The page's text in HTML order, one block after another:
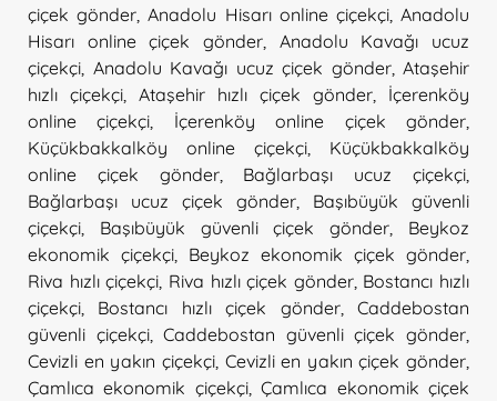
çiçek gönder ,Anadolu Hisarı online çiçekçi,Anadolu
Hisarı online çiçek gönder
Anadolu Kavağı ucuz
çiçekçi Anadolu Kavağı ucuz çiçek gönder, Ataşehir
hızlı çiçekçi
Ataşehir hızlı çiçek gönder
İçerenköy
online çiçekçi
İçerenköy online çiçek gönder
Küçükbakkalköy online çiçekçi
Küçükbakkalköy
online çiçek gönder, Bağlarbaşı ucuz çiçekçi
Bağlarbaşı ucuz çiçek gönder
Başıbüyük güvenli
çiçekçi
Başıbüyük güvenli çiçek gönder
Beykoz
ekonomik çiçekçi
Beykoz ekonomik çiçek gönder
Riva hızlı çiçekçi Riva hızlı çiçek gönder, Bostancı hızlı
çiçekçi
Bostancı hızlı çiçek gönder,Caddebostan
güvenli çiçekçi,Caddebostan güvenli çiçek gönder
Cevizli en yakın çiçekçi, Cevizli en yakın çiçek gönder
Çamlıca ekonomik çiçekçi,Çamlıca ekonomik çiçek